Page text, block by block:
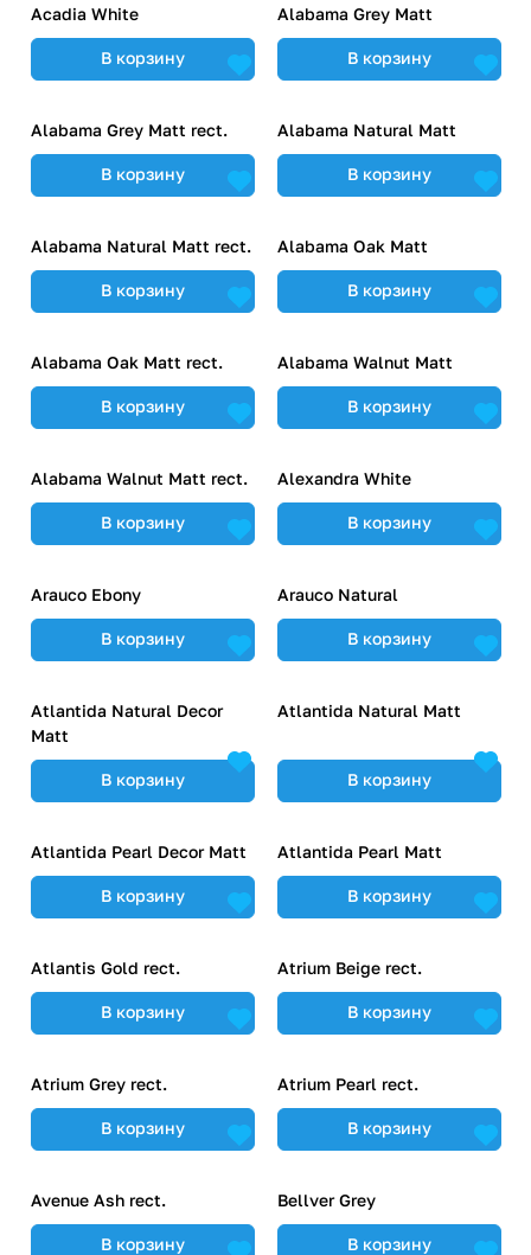
Acadia White
В корзину
Alabama Grey Matt
В корзину
Alabama Grey Matt rect.
В корзину
Alabama Natural Matt
В корзину
Alabama Natural Matt rect.
В корзину
Alabama Oak Matt
В корзину
Alabama Oak Matt rect.
В корзину
Alabama Walnut Matt
В корзину
Alabama Walnut Matt rect.
В корзину
Alexandra White
В корзину
Arauco Ebony
В корзину
Arauco Natural
В корзину
Atlantida Natural Decor
Matt
В корзину
Atlantida Natural Matt
В корзину
Atlantida Pearl Decor Matt
В корзину
Atlantida Pearl Matt
В корзину
Atlantis Gold rect.
В корзину
Atrium Beige rect.
В корзину
Atrium Grey rect.
В корзину
Atrium Pearl rect.
В корзину
Avenue Ash rect.
В корзину
Bellver Grey
В корзину